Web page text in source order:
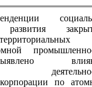
развития
корпорации по